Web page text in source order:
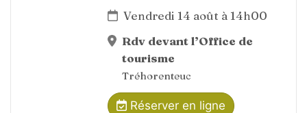
Vendredi 14 août à 14h00
Rdv devant l’Office de
tourisme
Tréhorenteuc
Réserver en ligne